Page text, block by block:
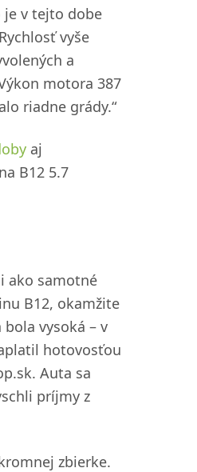
je v tejto dobe
vyše
a
motora 387
riadne grády.“
aj
B12 5.7
ako samotné
B12, okamžite
vysoká – v
hotovosťou
Auta sa
príjmy z
zbierke.